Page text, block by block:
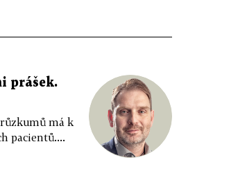
prášek.
má k
pacientů....